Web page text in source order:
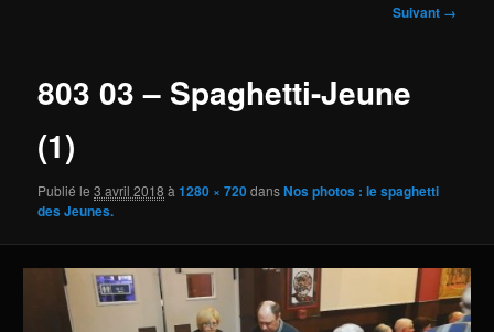
Navigation
Suivant →
803 03 – Spaghetti-Jeune
(1)
Publié le3 avril 2018 à1280 × 720dansNos photos : le spaghetti
des Jeunes.